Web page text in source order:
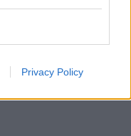
Privacy Policy